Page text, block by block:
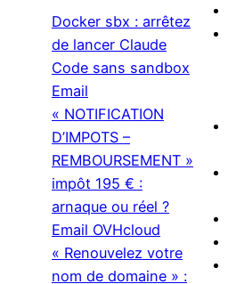
Docker sbx : arrêtez
de lancer Claude
Code sans sandbox
Email
« NOTIFICATION
D’IMPOTS –
REMBOURSEMENT »
impôt 195 € :
arnaque ou réel ?
Email OVHcloud
« Renouvelez votre
nom de domaine » :